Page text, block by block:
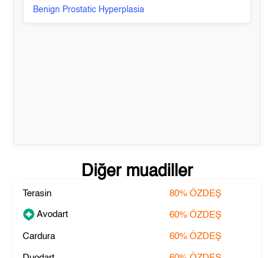
Benign Prostatic Hyperplasia
Diğer muadiller
Terasin 80% ÖZDEŞ
Avodart 60% ÖZDEŞ
Cardura 60% ÖZDEŞ